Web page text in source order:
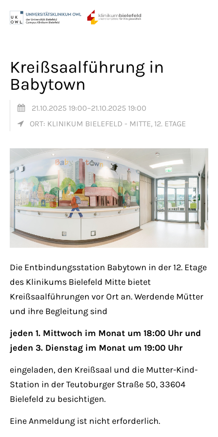
Anmelden
Register| Lost your password?
Support
24h/ 365days
We offer support for our customers
Get in touch
Cybersteel Inc.
376-293 City Road, Suite 600
Kreißsaalführung in
Babytown
21.10.2025 19:00–21.10.2025 19:00
ORT: KLINIKUM BIELEFELD - MITTE, 12. ETAGE
Die Entbindungsstation Babytown in der 12. Etage
des Klinikums Bielefeld Mitte bietet
Kreißsaalführungen vor Ort an. Werdende Mütter
und ihre Begleitung sind
jeden 1. Mittwoch im Monat um 18:00 Uhr und
jeden 3. Dienstag im Monat um 19:00 Uhr
eingeladen, den Kreißsaal und die Mutter-Kind-
Station in der Teutoburger Straße 50, 33604
Bielefeld zu besichtigen.
Eine Anmeldung ist nicht erforderlich.